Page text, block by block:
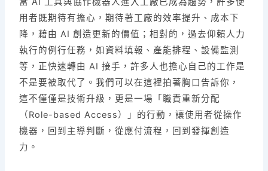
用者既期待有擔心，期待著工廠的效率提升、成本下
降，藉由 AI 創造更新的價值；相對的，過去仰賴人力
執行的例行任務，如資料填報、產能排程、設備監測
等，正快速轉由 AI 接手，許多人也擔心自己的工作是
不是要被取代了。我們可以在這裡拍著胸口告訴你，
這不僅僅是技術升級，更是一場「職責重新分配
（Role-based Access）」的行動，讓使用者從操作
機器，回到主導判斷，從應付流程，回到發揮創造
力。